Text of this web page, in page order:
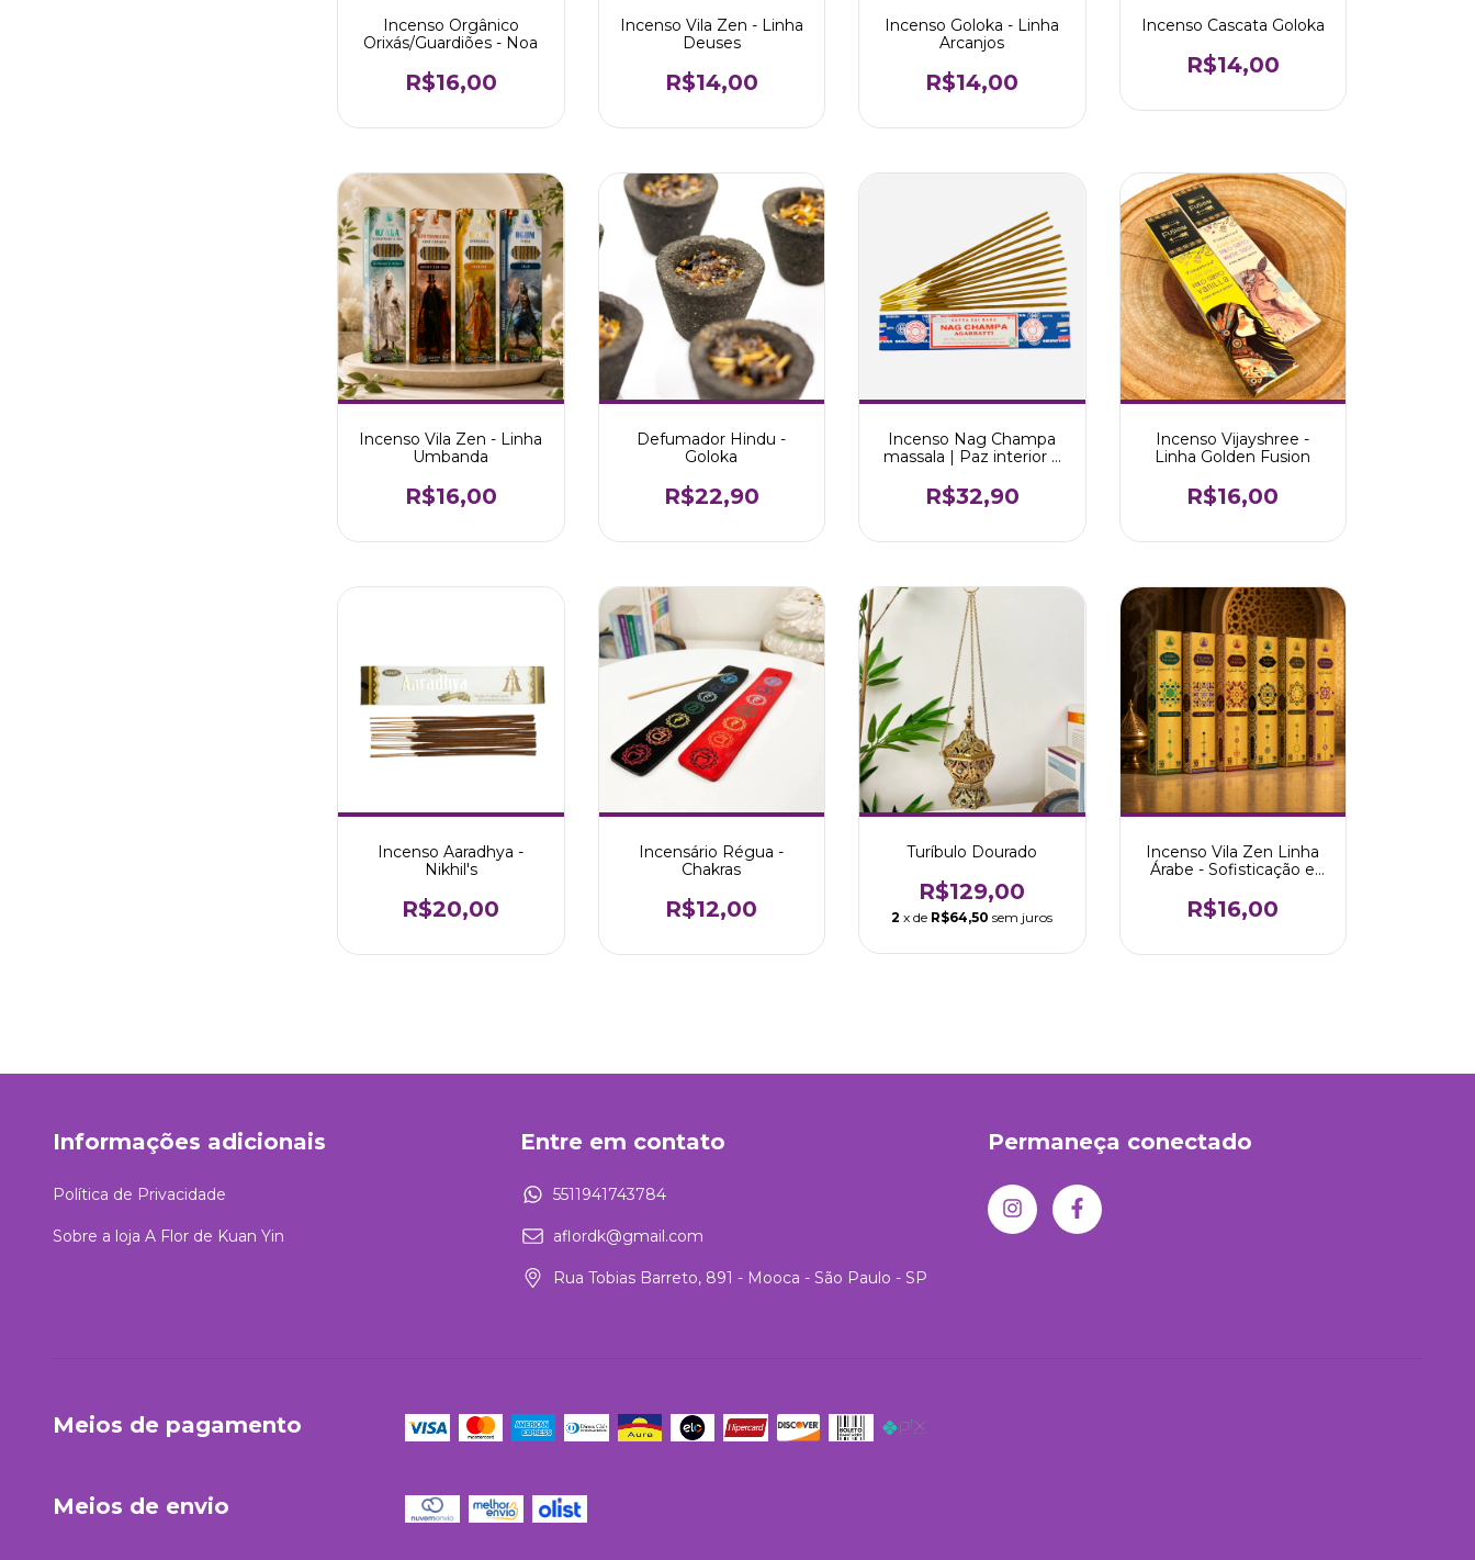
Incenso Orgânico
Orixás/Guardiões - Noa
R$16,00
Incenso Vila Zen - Linha
Deuses
R$14,00
Incenso Goloka - Linha
Arcanjos
R$14,00
Incenso Cascata Goloka
R$14,00
Incenso Vila Zen - Linha
Umbanda
R$16,00
Defumador Hindu -
Goloka
R$22,90
Incenso Nag Champa
massala | Paz interior e
Baba
R$32,90
Incenso Vijayshree -
Linha Golden Fusion
R$16,00
Incenso Aaradhya -
Nikhil's
R$20,00
Incensário Régua -
Chakras
R$12,00
Turíbulo Dourado
R$129,00
2 x de R$64,50 sem juros
Incenso Vila Zen Linha
Árabe - Sofisticação e
R$16,00
Informações adicionais
Política de Privacidade
Sobre a loja A Flor de Kuan Yin
Entre em contato
5511941743784
aflordk@gmail.com
Rua Tobias Barreto, 891 - Mooca - São Paulo - SP
Permaneça conectado
Meios de pagamento
Meios de envio